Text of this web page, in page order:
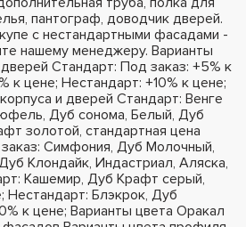
пантограф, доводчик дверей.
с нестандартными фасадами -
нашему менеджеру. Варианты
Стандарт: Под заказ: +5% к
к цене; Нестандарт: +10% к цене;
и дверей Стандарт: Венге
Дуб сонома, Белый, Дуб
золотой, стандартная цена
Симфония, Дуб Молочный,
Клондайк, Индастриал, Аляска,
Кашемир, Дуб Крафт серый,
Нестандарт: Блэкрок, Дуб
к цене; Варианты цвета Оракал